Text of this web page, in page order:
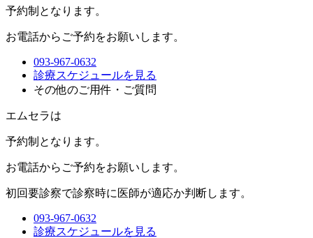
予約制 となります。
お電話からご予約をお願いします。
093-967-0632
診療スケジュールを見る
その他のご用件・ご質問
エムセラは
予約制 となります。
お電話からご予約をお願いします。
初回要診察で診察時に医師が適応か判断します。
093-967-0632
診療スケジュールを見る